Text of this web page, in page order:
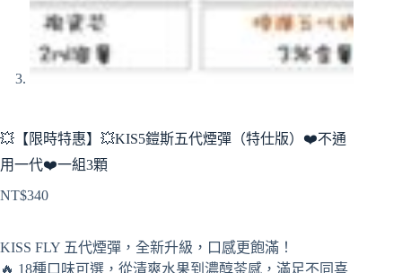
💥【限時特惠】💥KIS5鎧斯五代煙彈（特仕版）❤️‍不通
用一代❤️‍一組3顆
NT$340
KISS FLY 五代煙彈，全新升級，口感更飽滿！
🔥 18種口味可選，從清爽水果到濃醇茶感，滿足不同喜